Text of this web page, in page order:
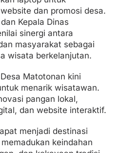
dan promosi desa.
Kepala Dinas
sinergi antara
masyarakat sebagai
wisata berkelanjutan.
Matotonan kini
menarik wisatawan.
pangan lokal,
dan website interaktif.
menjadi destinasi
keindahan